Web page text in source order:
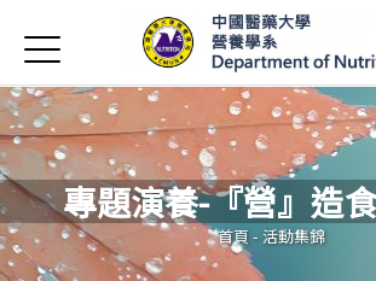
首頁
最新消息
系所簡介
師資陣容
課程資訊
Jump to Navigation
Jump to Main content
專題演養-『營』造
您在這裡
首頁- 活動集錦